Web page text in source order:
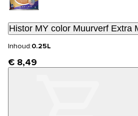
Histor MY color Muurverf Extra
Inhoud:0.25L
€ 8,49